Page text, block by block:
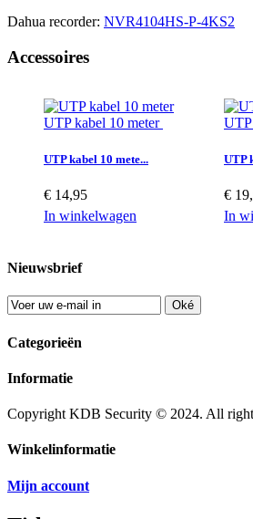
Dahua recorder: NVR4104HS-P-4KS2
Accessoires
UTP kabel 10 meter
UTP kabel 10 mete...
€ 14,95
In winkelwagen
UTP
UTP
€
In
Nieuwsbrief
Oké
Categorieën
Informatie
Copyright KDB Security © 2024. All
Winkelinformatie
Mijn account